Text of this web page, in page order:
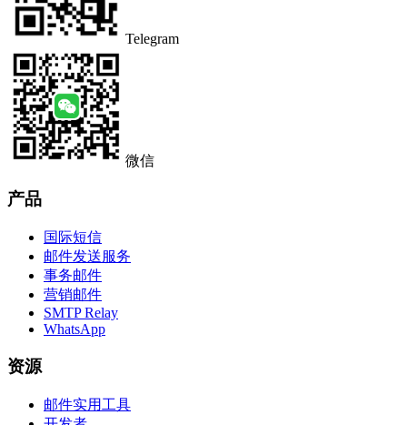
Telegram
微信
产品
国际短信
邮件发送服务
事务邮件
营销邮件
SMTP Relay
WhatsApp
资源
邮件实用工具